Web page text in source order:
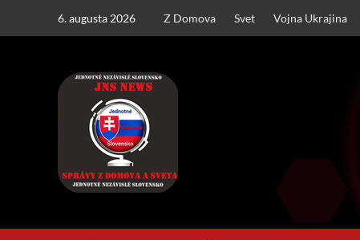
6. augusta 2026 Z Domova Svet Vojna Ukrajina